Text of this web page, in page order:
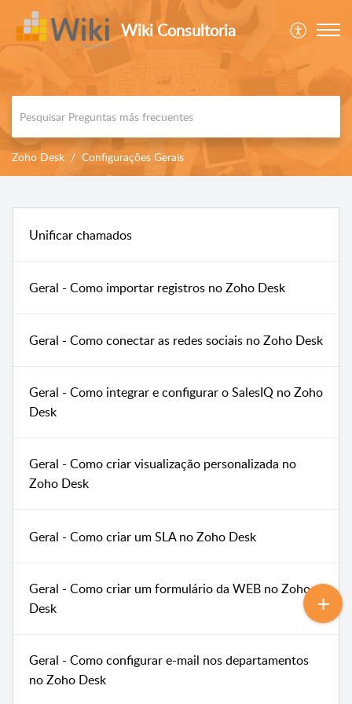
Wiki Consultoria
Zoho Desk Configurações Gerais
Unificar chamados
Geral - Como importar registros no Zoho Desk
Geral - Como conectar as redes sociais no Zoho Desk
Geral - Como integrar e configurar o SalesIQ no Zoho
Desk
Geral - Como criar visualização personalizada no
Zoho Desk
Geral - Como criar um SLA no Zoho Desk
Geral - Como criar um formulário da WEB no Zoho
Desk
Geral - Como configurar e-mail nos departamentos
no Zoho Desk